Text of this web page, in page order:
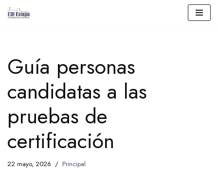
Guía personas
candidatas a las
pruebas de
certificación
22 mayo, 2026 Principal